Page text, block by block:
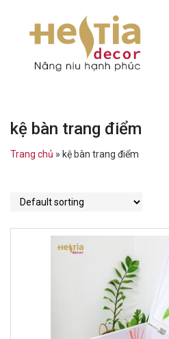
kệ bàn trang điểm
Trang chủ » kệ bàn trang điểm